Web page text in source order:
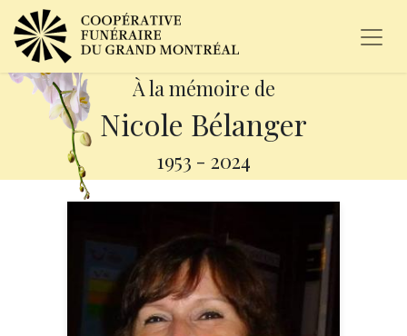
À la mémoire de
Nicole Bélanger
1953 - 2024